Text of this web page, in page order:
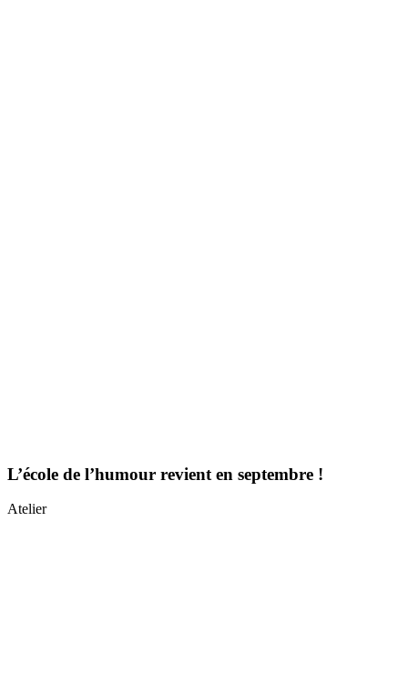
L’école de l’humour revient en septembre !
Atelier